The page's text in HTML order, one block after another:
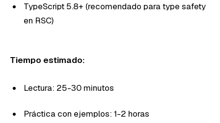
TypeScript 5.8+ (recomendado para type safety
en RSC)
Tiempo estimado:
Lectura: 25-30 minutos
Práctica con ejemplos: 1-2 horas